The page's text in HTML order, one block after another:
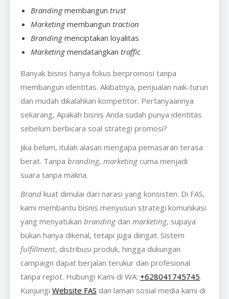
Brandingmembangun trust
Marketingmembangun traction
Brandingmenciptakan loyalitas
Marketingmendatangkan traffic
Banyak bisnis hanya fokus berpromosi tanpa
membangun identitas. Akibatnya, penjualan naik-turun
dan mudah dikalahkan kompetitor. Pertanyaannya
sekarang, Apakah bisnis Anda sudah punya identitas
sebelum berbicara soal strategi promosi?
Jika belum, itulah alasan mengapa pemasaran terasa
berat. Tanpa branding, marketing cuma menjadi
suara tanpa makna.
Brand kuat dimulai dari narasi yang konsisten. Di FAS,
kami membantu bisnis menyusun strategi komunikasi
yang menyatukan branding dan marketing, supaya
bukan hanya dikenal, tetapi juga diingat. Sistem
fulfillment, distribusi produk, hingga dukungan
campaign dapat berjalan terukur dan profesional
tanpa repot. Hubungi Kami di WA: +628041745745.
Kunjungi Website FAS dan laman sosial media kami di